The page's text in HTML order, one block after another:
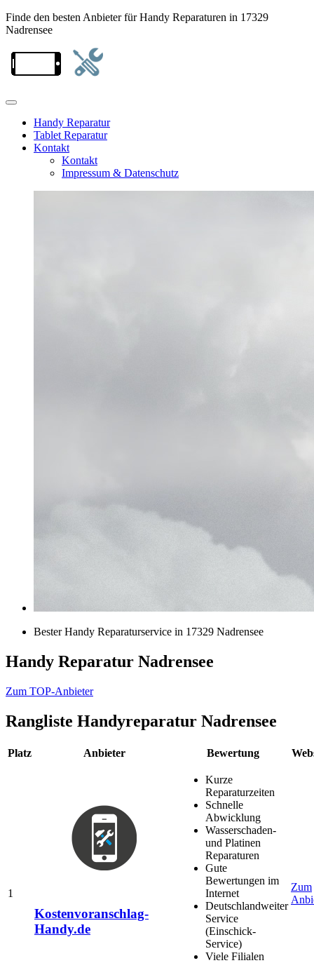
Finde den besten Anbieter für Handy Reparaturen in 17329
Nadrensee
Handy Reparatur
Tablet Reparatur
Kontakt
Kontakt
Impressum & Datenschutz
Bester Handy Reparaturservice in 17329 Nadrensee
Handy Reparatur Nadrensee
Zum TOP-Anbieter
Rangliste Handyreparatur Nadrensee
Platz Anbieter Bewertung
1
Kostenvoranschlag-
Handy.de
Kurze
Reparaturzeiten
Schnelle
Abwicklung
Wasserschaden-
und Platinen
Reparaturen
Gute
Bewertungen im
Internet
Deutschlandweiter
Service
(Einschick-
Service)
Viele Filialen
Zum